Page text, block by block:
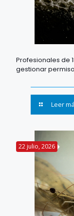
Profesionales de
gestionar
Leer
22 julio, 2026